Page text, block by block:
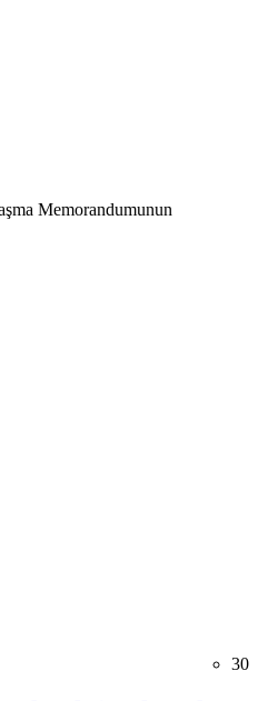
Memorandumunun
30